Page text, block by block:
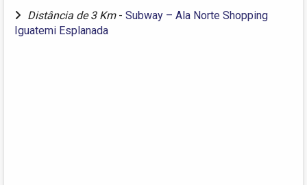
Distância de 3 Km - Subway – Ala Norte Shopping
Iguatemi Esplanada